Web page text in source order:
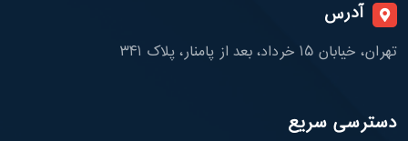
آدرس
تهران، خیابان ۱۵ خرداد، بعد از پامنار، پلاک ۳۴۱
دسترسی سریع